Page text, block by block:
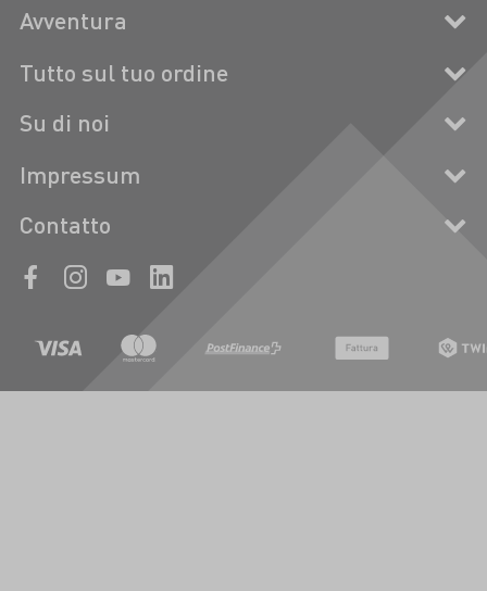
Avventura
Tutto sul tuo ordine
Su di noi
Impressum
Contatto